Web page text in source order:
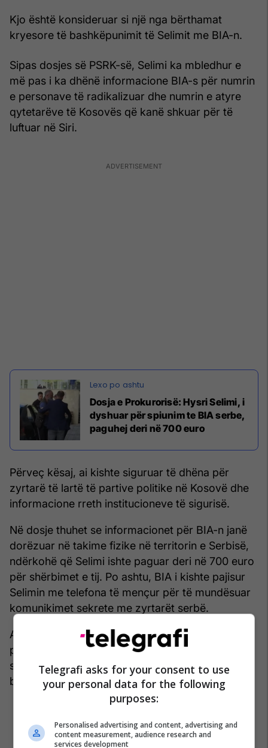
Kjo është konsideruar si një nga bërthamat
kryesore të bashkëpunimit të Selimit me BIA-n.
Sipas dosjes së PSRK-së, Selimi ka mbledhur e
më pas i ka dhënë informacione BIA-s për numrin
e personave të radikalizuar dhe numrin e atyre
qytetarëve të Kosovës që kanë shkuar për të
luftuar në Siri.
Dosja e Prokurorisë: Hysri Selimi, i
dyshuar për spiunim te BIA serbe,
paguhej deri në 700 euro
Përveç kësaj, ai kishte siguruar të dhëna për
zyrtarë të lartë të partive politike në Kosovë dhe
informacione rreth institucioneve të sigurisë.
Në dosje thuhet se informacionet për BIA-n janë
dorëzuar në takime fizike në territorin e Serbisë,
ndërkohë që Selimi ishte paguar deri në 700 euro
për shërbimet e tij. Po ashtu, BIA i kishte pajisur
Selimin me telefona të mençur për të mundësuar
komunikimet sekrete me zyrtarët serbë.
Arrestimi i Selimit është parë si pjesë e një
përpjekjeje më të gjerë për të luftuar rrjetet e
spiunazhit dhe ndikimin e jashtëm në çështjet e
brendshme të sigurisë së Kosovës./Telegrafi/
Telegrafi asks for your consent to use
your personal data for the following
purposes:
Personalised advertising and content, advertising and
content measurement, audience research and
services development